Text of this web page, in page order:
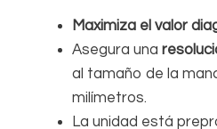
Maximiza el valor
Asegura una
al tamaño de la
milímetros.
La unidad está